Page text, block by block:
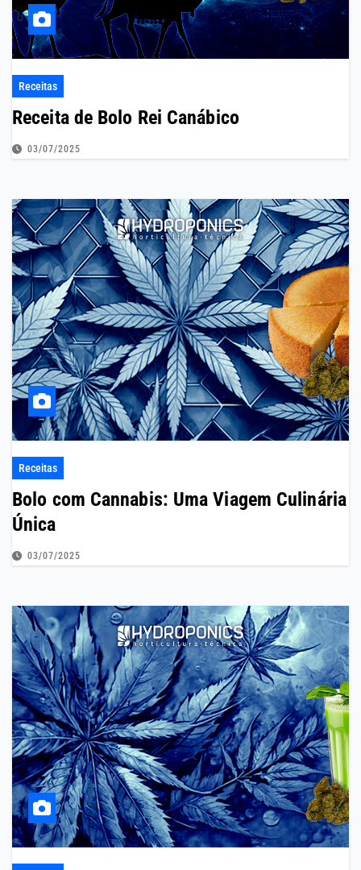
Receitas
Receita de Bolo Rei Canábico
03/07/2025
Receitas
Bolo com Cannabis: Uma Viagem Culinária
Única
03/07/2025